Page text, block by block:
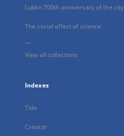
Lublin 700th anniversary of the city
The social effect of science
...
View all collections
Indexes
Title
Creator